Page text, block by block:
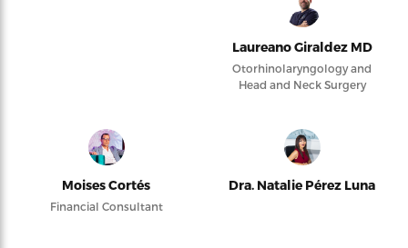
Laureano Giraldez MD
Otorhinolaryngology and
Head and Neck Surgery
Moises Cortés
Financial Consultant
Dra. Natalie Pérez Luna